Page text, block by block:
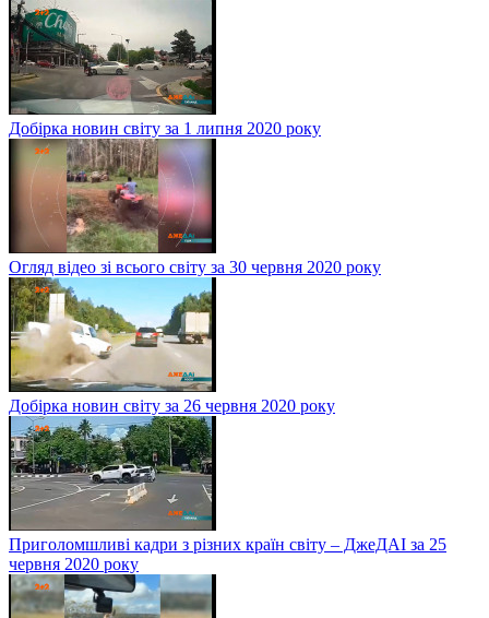
Добірка новин світу за 1 липня 2020 року
Огляд відео зі всього світу за 30 червня 2020 року
Добірка новин світу за 26 червня 2020 року
Приголомшливі кадри з різних країн світу – ДжеДАІ за 25
червня 2020 року